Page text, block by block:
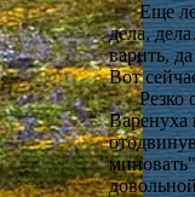
Еще
дела,
варить,
Вот
Резко
Варенуха